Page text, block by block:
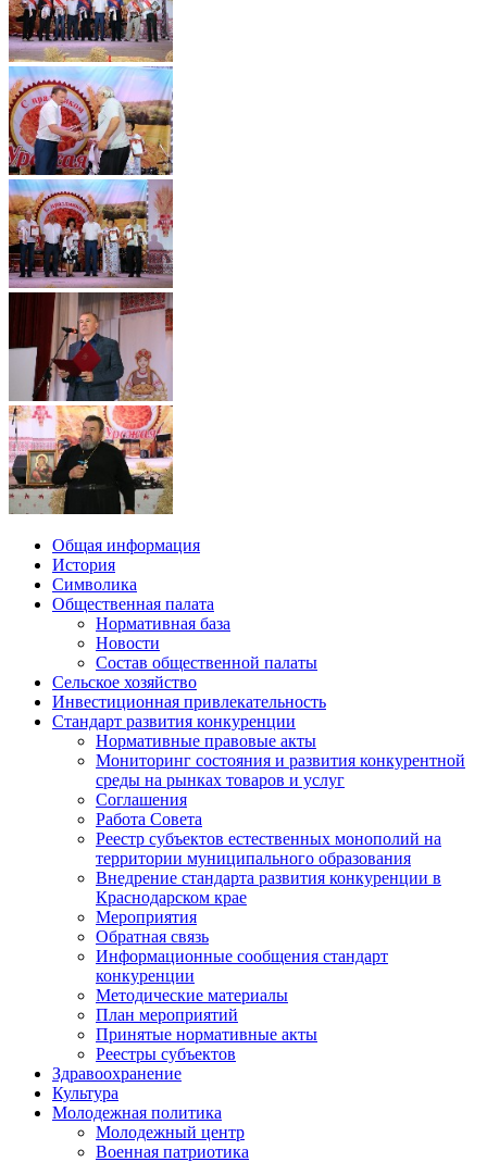
Общая информация
История
Символика
Общественная палата
Нормативная база
Новости
Состав общественной палаты
Сельское хозяйство
Инвестиционная привлекательность
Стандарт развития конкуренции
Нормативные правовые акты
Мониторинг состояния и развития конкурентной
среды на рынках товаров и услуг
Соглашения
Работа Совета
Реестр субъектов естественных монополий на
территории муниципального образования
Внедрение стандарта развития конкуренции в
Краснодарском крае
Мероприятия
Обратная связь
Информационные сообщения стандарт
конкуренции
Методические материалы
План мероприятий
Принятые нормативные акты
Реестры субъектов
Здравоохранение
Культура
Молодежная политика
Молодежный центр
Военная патриотика